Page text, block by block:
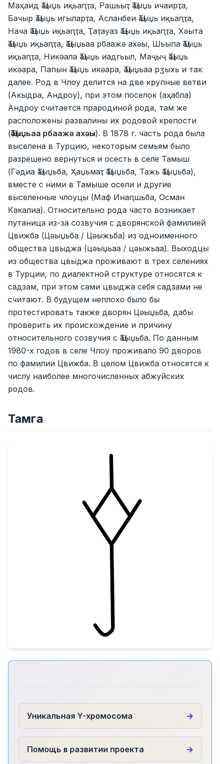
Маҳаид Ҵәыџь иқьаԥҭа, Рашьыҭ Ҵәыџь ичаирҭа,
Бачыр Ҵәыџь игыларҭа, Асланбеи Ҵәыџь иқьаԥҭа,
Нача Ҵәыџь иқьаԥҭа, Ҭаҭауаз Ҵәыџь иқьаԥҭа, Хәыта
Ҵәыџь иқьаԥҭа, Ҵәыџьаа рбаажә ахәы, Шьыпа Ҵәыџь
иқьаԥҭа, Никәала Ҵәыџь иадгьыл, Маҷыҷ Ҵәыџь
икәара, Папын Ҵәыџь икәара, Ҵәыџьаа рӡыхь и так
далее. Род в Члоу делится на две крупные ветви
(Акыдра, Андроу), при этом поселок (аҳабла)
Андроу считается прародиной рода, там же
расположены развалины их родовой крепости
(Ҵәыџьаа рбаажә ахәы). В 1878 г. часть рода была
выселена в Турцию, некоторым семьям было
разрешено вернуться и осесть в селе Тамыш
(Гәдиа Ҵәыџьба, Ҳаџьмаҭ Ҵәыџьба, Тажь Ҵәыџьба),
вместе с ними в Тамыше осели и другие
выселенные члоуцы (Маф Инаԥшьба, Осман
Какалиа). Относительно рода часто возникает
путаница из-за созвучия с дворянской фамилией
Цвижба (Цәыџьба / Цәыжьба) из одноименного
общества цвыджа (цәыџьаа / цәыжьаа). Выходцы
из общества цвыджа проживают в трех селениях
в Турции, по диалектной структуре относятся к
садзам, при этом сами цвыджа себя садзами не
считают. В будущем неплохо было бы
протестировать также дворян Цәыџьба, дабы
проверить их происхождение и причину
относительного созвучия с Ҵәыџьба. По данным
1980-х годов в селе Члоу проживало 90 дворов
по фамилии Цвижба. В целом Цвижба относятся к
числу наиболее многочисленных абжуйских
родов.
Тамга
Уникальная Y-хромосома
Помощь в развитии проекта